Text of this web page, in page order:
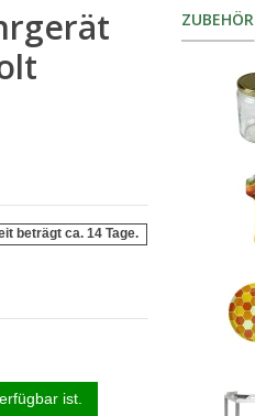
beträgt ca. 14 Tage.
ist.
ZUBEHÖR